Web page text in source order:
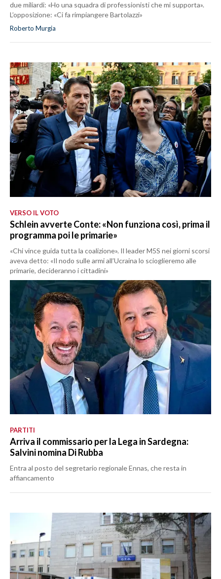
due miliardi: «Ho una squadra di professionisti che mi supporta».
L’opposizione: «Ci fa rimpiangere Bartolazzi»
Roberto Murgia
VERSO IL VOTO
Schlein avverte Conte: «Non funziona così, prima il
programma poi le primarie»
«Chi vince guida tutta la coalizione». Il leader M5S nei giorni scorsi
aveva detto: «Il nodo sulle armi all’Ucraina lo scioglieremo alle
primarie, decideranno i cittadini»
PARTITI
Arriva il commissario per la Lega in Sardegna:
Salvini nomina Di Rubba
Entra al posto del segretario regionale Ennas, che resta in
affiancamento